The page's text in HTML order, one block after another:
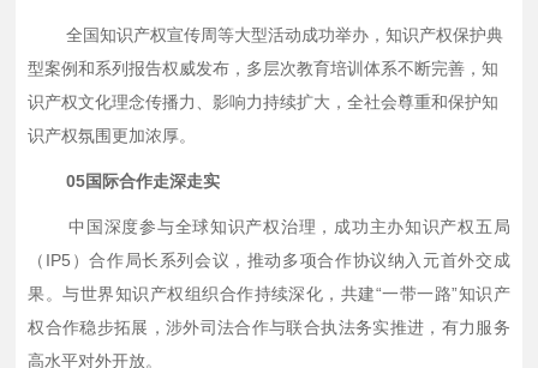
全国知识产权宣传周等大型活动成功举办，知识产权保护典
型案例和系列报告权威发布，多层次教育培训体系不断完善，知
识产权文化理念传播力、影响力持续扩大，全社会尊重和保护知
识产权氛围更加浓厚。
05国际合作走深走实
中国深度参与全球知识产权治理，成功主办知识产权五局
（ IP5）合作局长系列会议，推动多项合作协议纳入元首外交成
果。与世界知识产权组织合作持续深化，共建“一带一路”知识产
权合作稳步拓展，涉外司法合作与联合执法务实推进，有力服务
高水平对外开放。